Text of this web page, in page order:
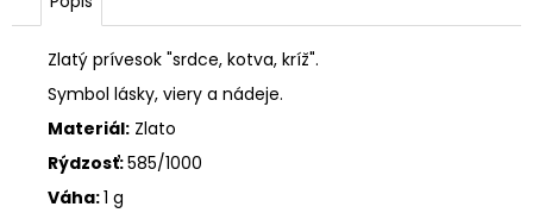
Zlatý prívesok "srdce, kotva, kríž".
Symbol lásky, viery a nádeje.
Materiál: Zlato
Rýdzosť:585/1000
Váha:1 g